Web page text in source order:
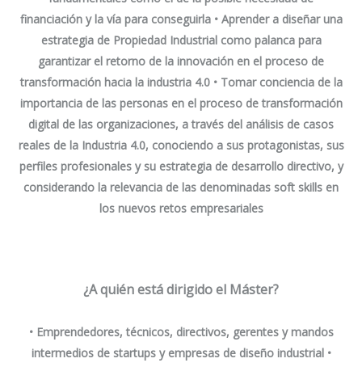
financiación y la vía para conseguirla • Aprender a diseñar una
estrategia de Propiedad Industrial como palanca para
garantizar el retorno de la innovación en el proceso de
transformación hacia la industria 4.0 • Tomar conciencia de la
importancia de las personas en el proceso de transformación
digital de las organizaciones, a través del análisis de casos
reales de la Industria 4.0, conociendo a sus protagonistas, sus
perfiles profesionales y su estrategia de desarrollo directivo, y
considerando la relevancia de las denominadas soft skills en
los nuevos retos empresariales
¿A quién está dirigido el Máster?
• Emprendedores, técnicos, directivos, gerentes y mandos
intermedios de startupsy empresas de diseño industrial •